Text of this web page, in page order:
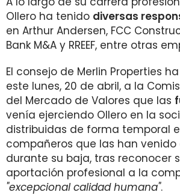
Ollero ha tenido diversas
en Arthur Andersen, FCC
Bank M&A y RREEF, entre otras
El consejo de Merlin Properties
este lunes, 20 de abril, a la
del Mercado de Valores que las
venía ejerciendo Ollero en la
distribuidas de forma temporal
compañeros que las han
durante su baja, tras reconocer
aportación profesional a la
"excepcional calidad humana".